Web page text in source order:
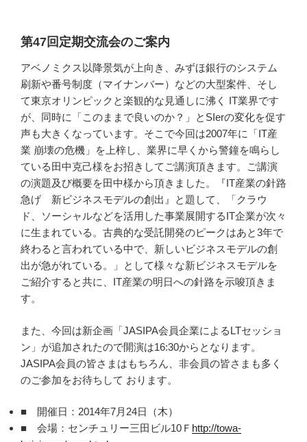
第47回定期交流会のご案内
アベノミクス以降景気が上向き、みずほ銀行のシステム
刷新や番号制度（マイナンバー）などの大型案件、そし
て東京オリンピックと楽観的な見通しに沸く IT業界です
が、同時に「このままで良いのか？」とSIerの変化を促す
声も大きくなっています。そこで今回は2007年に「IT産
業 崩壊の危機」を上梓し、業界に早くから警鐘を鳴らし
ている田中克己様をお招きしてご講演頂きます。ご講演
の演題及び概要を田中様から頂きました。『IT産業の針路
急げ 新ビジネスモデルの創出』と題して、「クラウ
ド、ソーシャルなどを活用した事業展開するIT企業が次々
に生まれている。古典的な受託開発のピークはあと3年で
終わると言われている中で、新しいビジネスモデルの創
出が急がれている。」として様々な新ビジネスモデルを
ご紹介すると共に、IT産業の明日への針路を示唆頂きま
す。
また、今回は新企画「JASIPA会員企業によるLTセッショ
ン」が追加されたので開演は16:30からとなります。
JASIPA会員の皆さまはもちろん、非会員の皆さまも多く
のご参加をお待ちして おります。
■ 開催日：2014年7月24日（木）
■ 会場：センチュリー三田ビル10Ｆ http://towa-